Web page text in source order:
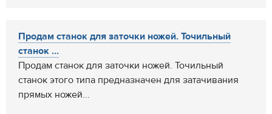
Продам станок для заточки ножей. Точильный
станок ...
Продам станок для заточки ножей. Точильный
станок этого типа предназначен для затачивания
прямых ножей...